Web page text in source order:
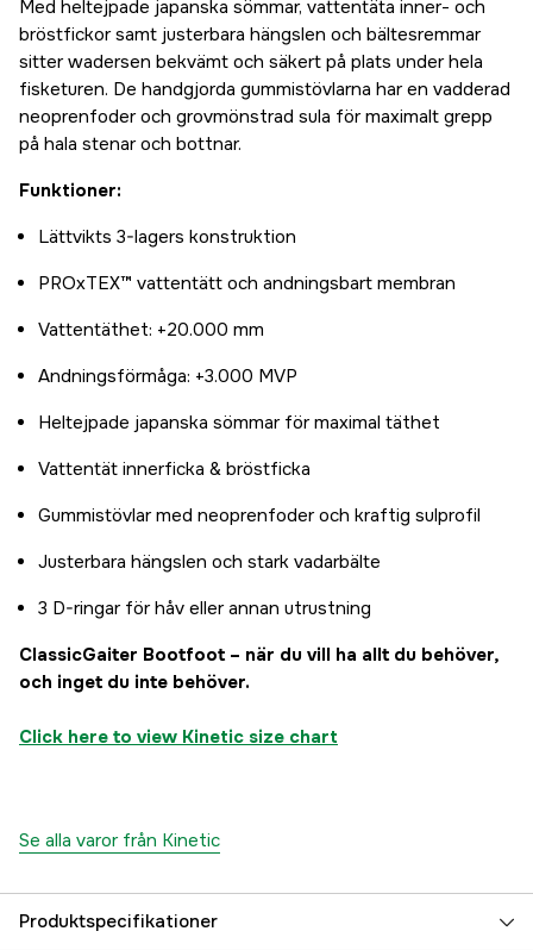
Med heltejpade japanska sömmar, vattentäta inner- och
bröstfickor samt justerbara hängslen och bältesremmar
sitter wadersen bekvämt och säkert på plats under hela
fisketuren. De handgjorda gummistövlarna har en vadderad
neoprenfoder och grovmönstrad sula för maximalt grepp
på hala stenar och bottnar.
Funktioner:
Lättvikts 3-lagers konstruktion
PROxTEX™ vattentätt och andningsbart membran
Vattentäthet: +20.000 mm
Andningsförmåga: +3.000 MVP
Heltejpade japanska sömmar för maximal täthet
Vattentät innerficka & bröstficka
Gummistövlar med neoprenfoder och kraftig sulprofil
Justerbara hängslen och stark vadarbälte
3 D-ringar för håv eller annan utrustning
ClassicGaiter Bootfoot – när du vill ha allt du behöver,
och inget du inte behöver.
Click here to view Kinetic size chart
Se alla varor från Kinetic
Produktspecifikationer